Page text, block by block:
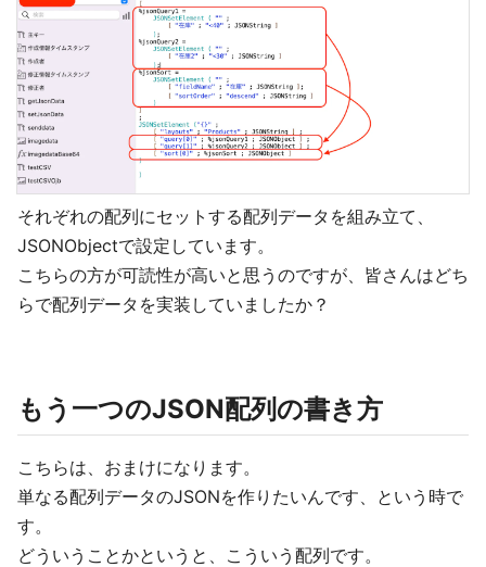
それぞれの配列にセットする配列データを組み立て、
JSONObjectで設定しています。
こちらの方が可読性が高いと思うのですが、皆さんはどち
らで配列データを実装していましたか？
もう一つのJSON配列の書き方
こちらは、おまけになります。
単なる配列データのJSONを作りたいんです、という時で
す。
どういうことかというと、こういう配列です。